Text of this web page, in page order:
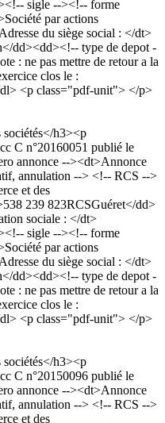
sigle --><!-- forme
par actions
du siège social : </dt>
dd><dd><!-- type de depot -
: ne pas mettre de retour a la
clos le :
<p class="pdf-unit"> </p>
sociétés</h3><p
C n°20160051 publié le
annonce --><dt>Annonce
annulation --> <!-- RCS -->
et des
239 823RCSGuéret</dd>
sociale : </dt>
sigle --><!-- forme
par actions
du siège social : </dt>
dd><dd><!-- type de depot -
: ne pas mettre de retour a la
clos le :
<p class="pdf-unit"> </p>
sociétés</h3><p
C n°20150096 publié le
annonce --><dt>Annonce
annulation --> <!-- RCS -->
et des